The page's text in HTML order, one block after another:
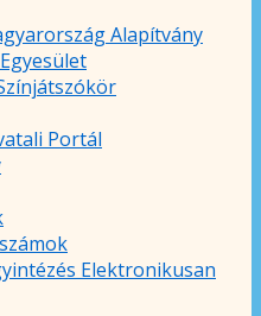
Alapítvány
Portál
Elektronikusan